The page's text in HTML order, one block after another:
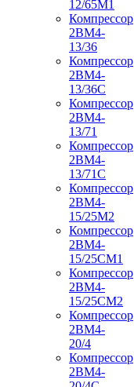
12/65М1
Компрессор
2ВМ4-
13/36
Компрессор
2ВМ4-
13/36С
Компрессор
2ВМ4-
13/71
Компрессор
2ВМ4-
13/71С
Компрессор
2ВМ4-
15/25М2
Компрессор
2ВМ4-
15/25СМ1
Компрессор
2ВМ4-
15/25СМ2
Компрессор
2ВМ4-
20/4
Компрессор
2ВМ4-